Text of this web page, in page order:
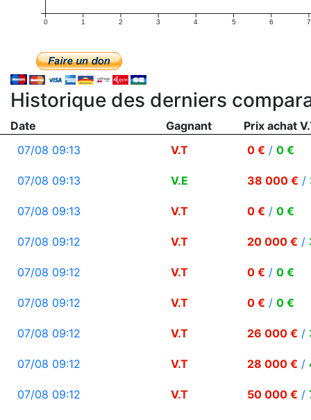
0 1 2 3 4 5 6 7
Historique des derniers
Date Gagnant
Prix achat
07/08 09:13
V.T 0 € / 0 €
07/08 09:13 V.E 38 000 € /
07/08 09:13 V.T 0 € / 0 €
07/08 09:12 V.T 20 000 € /
07/08 09:12 V.T 0 € / 0 €
07/08 09:12 V.T 0 € / 0 €
07/08 09:12 V.T 26 000 € /
07/08 09:12 V.T 28 000 € /
07/08 09:12 V.T 50 000 € /